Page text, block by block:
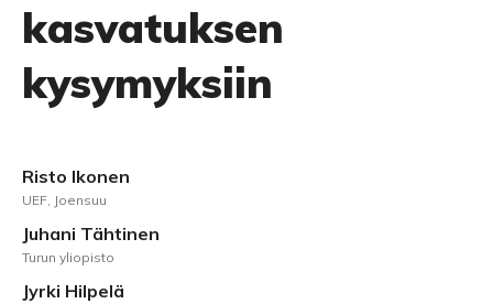
kasvatuksen
kysymyksiin
Risto Ikonen
UEF, Joensuu
Juhani Tähtinen
Turun yliopisto
Jyrki Hilpelä